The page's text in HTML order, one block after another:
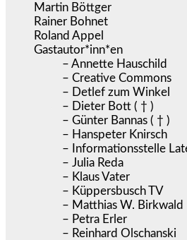
Martin Böttger
Rainer Bohnet
Roland Appel
Gastautor*inn*en
– Annette Hauschild
– Creative Commons
– Detlef zum Winkel
– Dieter Bott ( † )
– Günter Bannas ( † )
– Hanspeter Knirsch
– Informationsstelle
– Julia Reda
– Klaus Vater
– Küppersbusch TV
– Matthias W. Birkwald
– Petra Erler
– Reinhard Olschanski